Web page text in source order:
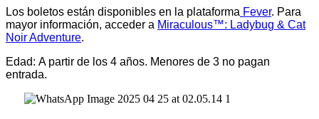
Los boletos están disponibles en la plataforma Fever. Para
mayor información, acceder a Miraculous™: Ladybug & Cat
Noir Adventure.
Edad: A partir de los 4 años. Menores de 3 no pagan
entrada.